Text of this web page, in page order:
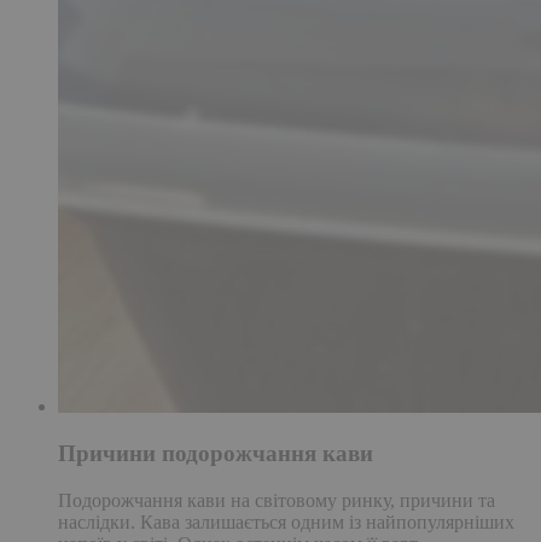
Причини подорожчання кави
Подорожчання кави на світовому ринку, причини та
наслідки. Кава залишається одним із найпопулярніших